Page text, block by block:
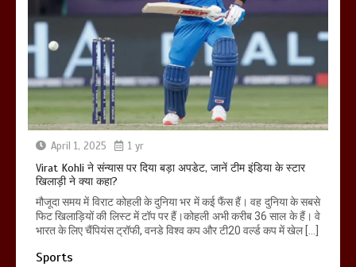
April 1, 2025 1 yr
Virat Kohli ने संन्यास पर दिया बड़ा अपडेट, जानें टीम इंडिया के स्टार
खिलाड़ी ने क्या कहा?
मौजूदा समय में विराट कोहली के दुनिया भर में कई फैंस हैं। वह दुनिया के सबसे
फिट खिलाड़ियों की लिस्ट में टॉप पर हैं।कोहली अभी करीब 36 साल के हैं। वे
भारत के लिए चैंपियंस ट्रॉफी, वनडे विश्व कप और टी20 वर्ल्ड कप में खेल […]
Sports